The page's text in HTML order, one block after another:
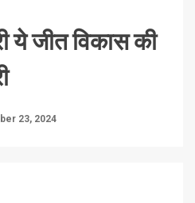
ये जीत विकास की
23, 2024